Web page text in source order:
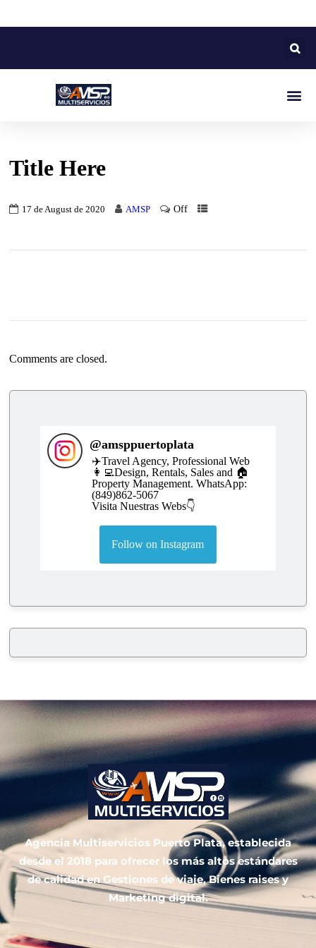
Title Here
17 de August de 2020 AMSP Off
Comments are closed.
@amsppuertoplata
✈️Travel Agency, Professional Web
👩‍💻Design, Rentals, Sales and 🏠
Property Management. WhatsApp:
(849)862-5067
Visita Nuestras Webs👇
Follow on Instagram
Agencia Multiservicios Puerto Plata, establecida
desde el 2018 para ofrecer los más altos estándares
de calidad en Gestiones de viaje, Bienes raises y
Marketing digital.